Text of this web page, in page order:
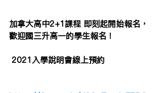
加拿大高中2+1課程 即刻起開始報名，
歡迎國三升高一的學生報名！
2021入學說明會線上預約